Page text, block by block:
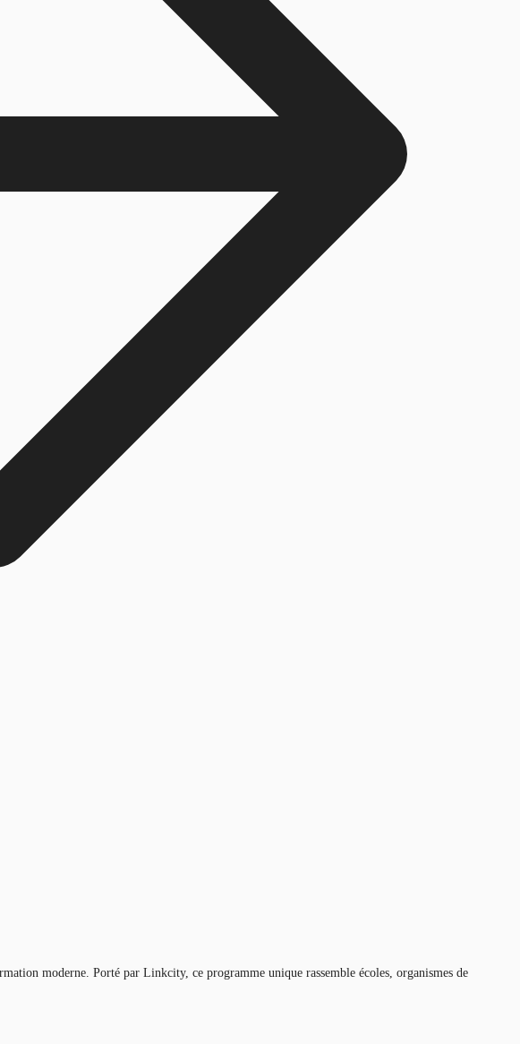
moderne. Porté par Linkcity, ce programme unique rassemble écoles, organismes de